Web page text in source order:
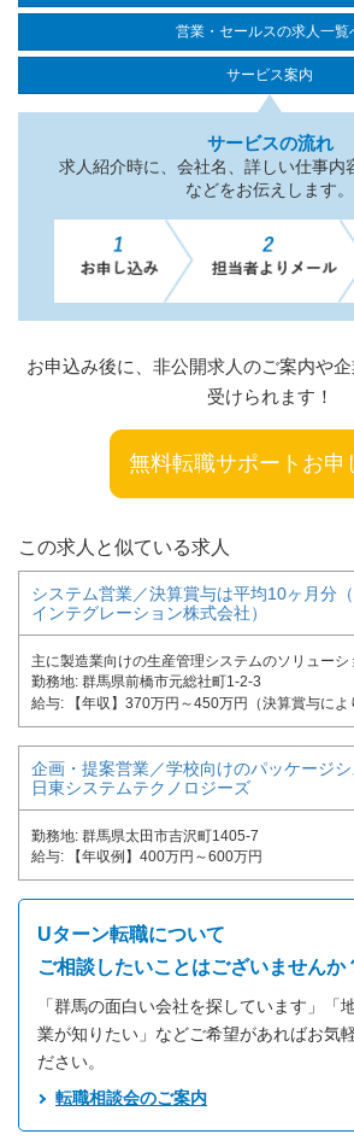
営業・セールスの求人一覧
サービス案内
サービスの流れ
求人紹介時に、会社名、詳しい仕事内
などをお伝えします。
お申込み後に、非公開求人のご案内や
受けられます！
無料転職サポートお申
この求人と似ている求人
システム営業／決算賞与は平均10ヶ月分
インテグレーション株式会社）
主に製造業向けの生産管理システムのソリューシ
勤務地 群馬県前橋市元総社町1-2-3
給与
【年収】370万円～450万円（決算賞与によ
企画・提案営業／学校向けのパッケージシ
日東システムテクノロジーズ
勤務地 群馬県太田市吉沢町1405-7
給与
【年収例】400万円～600万円
Uターン転職について
ご相談したいことはございませんか
「群馬の面白い会社を探しています」「
業が知りたい」などご希望があればお気
ださい。
転職相談会のご案内